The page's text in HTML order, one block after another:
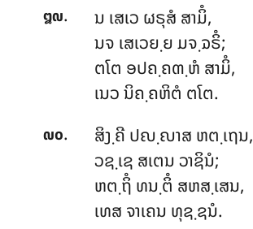
໘໙.
ນ ເສເວ ຜຣຸສໍ ສາມິໍ,
ນຈ ເສເວຍ຺ຍ ມຈ຺ຉຣິໍ;
ຕໂຕ ອປຄ຺ຄຓ຺ຫໍ ສາມິໍ,
ເນວ ນິຄ຺ຄຫິຕໍ ຕໂຕ.
໙໐.
ສິງ຺ຄີ ປຎ຺ຎາສ ຫຕ຺ເຖນ,
ວຊ຺ເຊ ສເຕນ ວາຊິນໍ;
ຫຕ຺ຖິໍ ທນ຺ຕິໍ ສຫສ຺ເສນ,
ເທສ ຈາເຄນ ທຸຊ຺ຊນໍ.